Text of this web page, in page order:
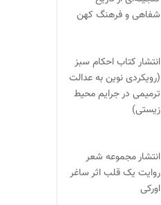
شفاهی و فرهنگ کهن
انتشار کتاب احکام سبز
(رویکردی نوین به عدالت
ترمیمی در جرایم محیط‌
زیستی)
انتشار مجموعه شعر
روایت یک قلب اثر ساغر
اورکی